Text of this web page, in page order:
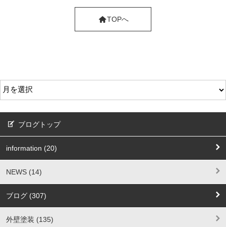
TOPへ
ブログトップ
information (20)
NEWS (14)
ブログ (307)
外壁塗装 (135)